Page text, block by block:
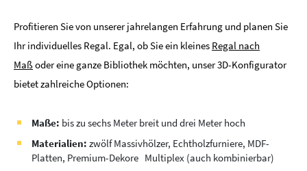
Profitieren Sie von unserer jahrelangen Erfahrung und planen Sie
Ihr individuelles Regal. Egal, ob Sie ein kleines Regal nach
Maßoder eine ganze Bibliothek möchten, unser 3D-Konfigurator
bietet zahlreiche Optionen:
Maße: bis zu sechs Meter breit und drei Meter hoch
Materialien: zwölf Massivhölzer, Echtholzfurniere, MDF-
Platten, Premium-Dekore Multiplex (auch kombinierbar)